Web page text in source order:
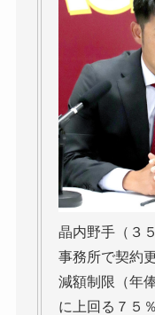
晶内野手（３
事務所で契約
減額制限（年
に上回る７５